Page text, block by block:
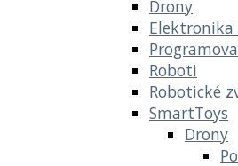
Drony
Roboti
Robotické
SmartToys
Drony